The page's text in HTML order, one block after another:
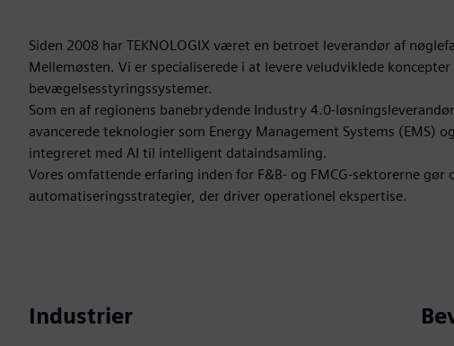
Siden 2008 har TEKNOLOGIX været en betroet leverandør af
Mellemøsten. Vi er specialiserede i at levere veludviklede
bevægelsesstyringssystemer.
Som en af regionens banebrydende Industry 4.0-
avancerede teknologier som Energy Management Systems (EMS)
integreret med AI til intelligent dataindsamling.
Vores omfattende erfaring inden for F&B- og FMCG-sektorerne
automatiseringsstrategier, der driver operationel ekspertise.
Industrier